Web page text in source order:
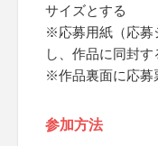
サイズとする
※応募用紙（応募
し、作品に同封す
※作品裏面に応募
参加方法